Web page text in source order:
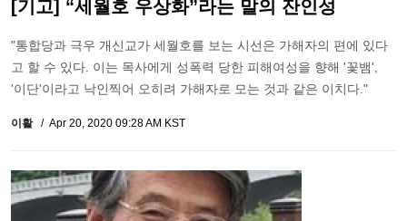
[기고] “세월호 우상화”라는 말의 잔인성
"통합당과 극우 개신교가 세월호를 보는 시선은 가해자의 편에 있다
고 할 수 있다. 이는 목사에게 성폭력 당한 피해여성을 향해 '꽃뱀',
'이단'이라고 낙인찍어 오히려 가해자로 모는 것과 같은 이치다."
이활 Apr 20, 2020 09:28 AM KST